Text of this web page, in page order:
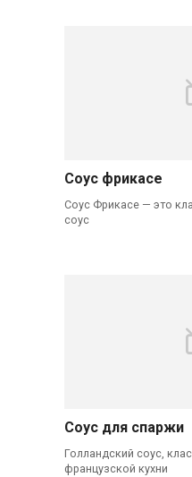
Соус фрикасе
Соус Фрикасе — это
соус
Соус для спаржи
Голландский соус,
французской кухни